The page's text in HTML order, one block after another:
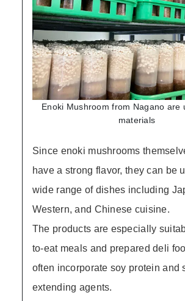
Enoki Mushroom from Nagano are
materials
Since enoki mushrooms
have a strong flavor, they can be
wide range of dishes including
Western, and Chinese cuisine.
The products are especially
to-eat meals and prepared deli
often incorporate soy protein and
extending agents.